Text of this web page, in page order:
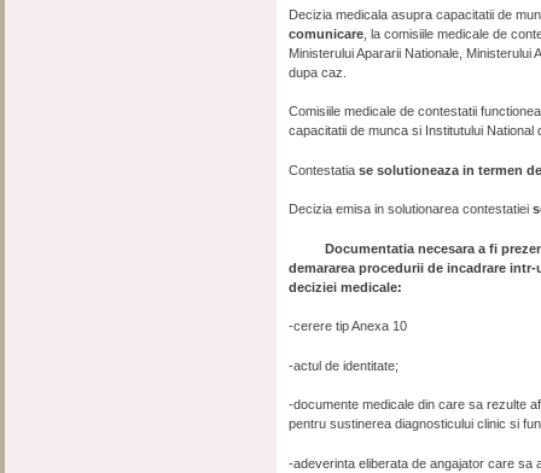
Decizia medicala asupra capacitatii de
comunicare , la comisiile medicale de
Ministerului Apararii Nationale,
dupa caz.
Comisiile medicale de contestatii
capacitatii de munca si Institutului
Contestatiase solutioneaza in termen
Decizia emisa in solutionarea contestatiei
Documentatia necesara a fi
demararea procedurii de incadrare
deciziei medicale:
-cerere tip Anexa 10
-actul de identitate;
-documente medicale din care sa rezulte
pentru sustinerea diagnosticului clinic si
-adeverinta eliberata de angajator care sa